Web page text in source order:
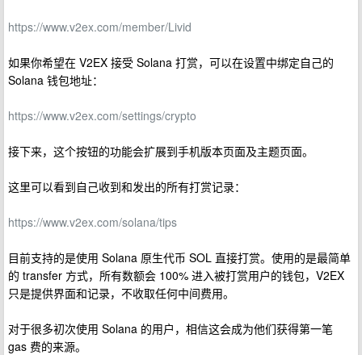
https://www.v2ex.com/member/Livid
如果你希望在 V2EX 接受 Solana 打赏，可以在设置中绑定自己的
Solana 钱包地址：
https://www.v2ex.com/settings/crypto
接下来，这个按钮的功能会扩展到手机版本页面及主题页面。
这里可以看到自己收到和发出的所有打赏记录：
https://www.v2ex.com/solana/tips
目前支持的是使用 Solana 原生代币 SOL 直接打赏。使用的是最简单
的 transfer 方式，所有数额会 100% 进入被打赏用户的钱包，V2EX
只是提供界面和记录，不收取任何中间费用。
对于很多初次使用 Solana 的用户，相信这会成为他们获得第一笔
gas 费的来源。